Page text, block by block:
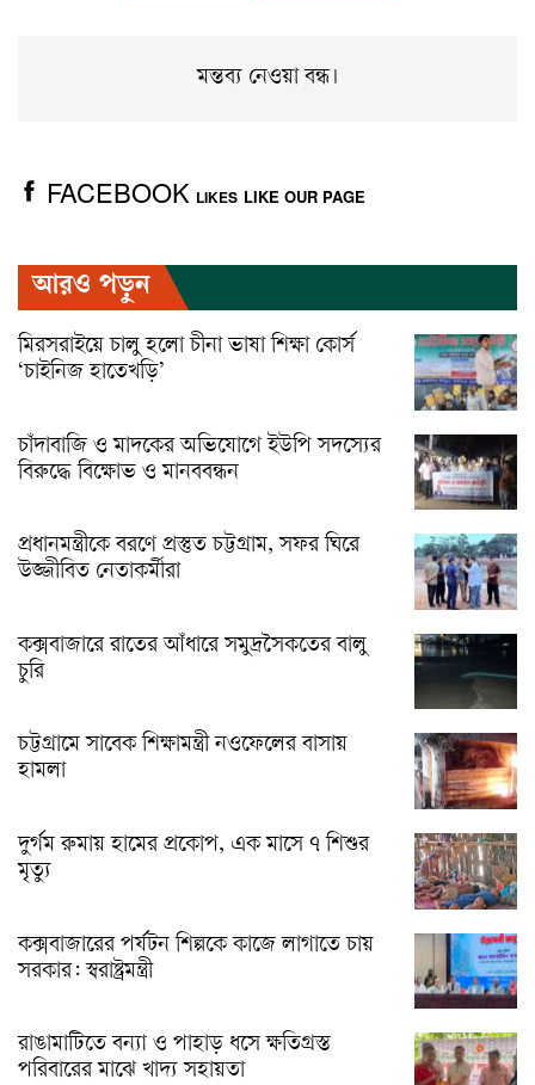
মন্তব্য নেওয়া বন্ধ।
FACEBOOK LIKES LIKE OUR PAGE
আরও পড়ুন
মিরসরাইয়ে চালু হলো চীনা ভাষা শিক্ষা কোর্স
‘চাইনিজ হাতেখড়ি’
চাঁদাবাজি ও মাদকের অভিযোগে ইউপি সদস্যের
বিরুদ্ধে বিক্ষোভ ও মানববন্ধন
প্রধানমন্ত্রীকে বরণে প্রস্তুত চট্টগ্রাম, সফর ঘিরে
উজ্জীবিত নেতাকর্মীরা
কক্সবাজারে রাতের আঁধারে সমুদ্রসৈকতের বালু
চুরি
চট্টগ্রামে সাবেক শিক্ষামন্ত্রী নওফেলের বাসায়
হামলা
দুর্গম রুমায় হামের প্রকোপ, এক মাসে ৭ শিশুর
মৃত্যু
কক্সবাজারের পর্যটন শিল্পকে কাজে লাগাতে চায়
সরকার: স্বরাষ্ট্রমন্ত্রী
রাঙামাটিতে বন্যা ও পাহাড় ধসে ক্ষতিগ্রস্ত
পরিবারের মাঝে খাদ্য সহায়তা